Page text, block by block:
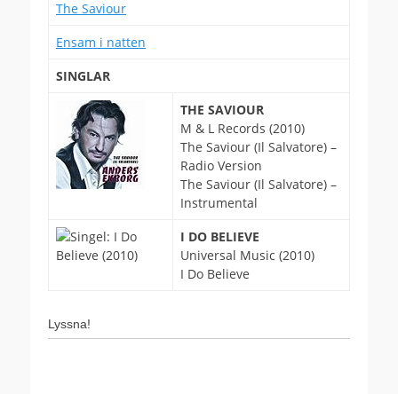
The Saviour
Ensam i natten
SINGLAR
THE SAVIOUR
M & L Records (2010)
The Saviour (Il Salvatore) –
Radio Version
The Saviour (Il Salvatore) –
Instrumental
I DO BELIEVE
Universal Music (2010)
I Do Believe
Lyssna!